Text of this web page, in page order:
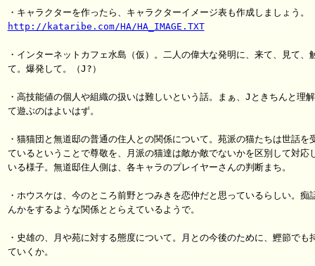
http://kataribe.com/HA/HA_IMAGE.TXT
・インターネットカフェ水島（仮）。二人の偉大な発明に、来て、見て、
て。爆発して。（J?）
・高技能値の個人や組織の扱いは難しいという話。まぁ、Jときちんと理
て遊ぶのはよいはず。
・猫猫団と無道邸の普通の住人との関係について。苑派の猫たちは世話を
ているということで尊敬を、月派の猫達は敵か敵でないかを区別して対応
いる様子。無道邸住人側は、各キャラのプレイヤーさんの判断まち。
・ホウスケは、今のところ前野とつみきを恋仲だと思っているらしい。痴
んかをするような関係ととらえているようで。
・史雄の、月や苑に対する態度について。月との今後のために、鰹節でも
ていくか。